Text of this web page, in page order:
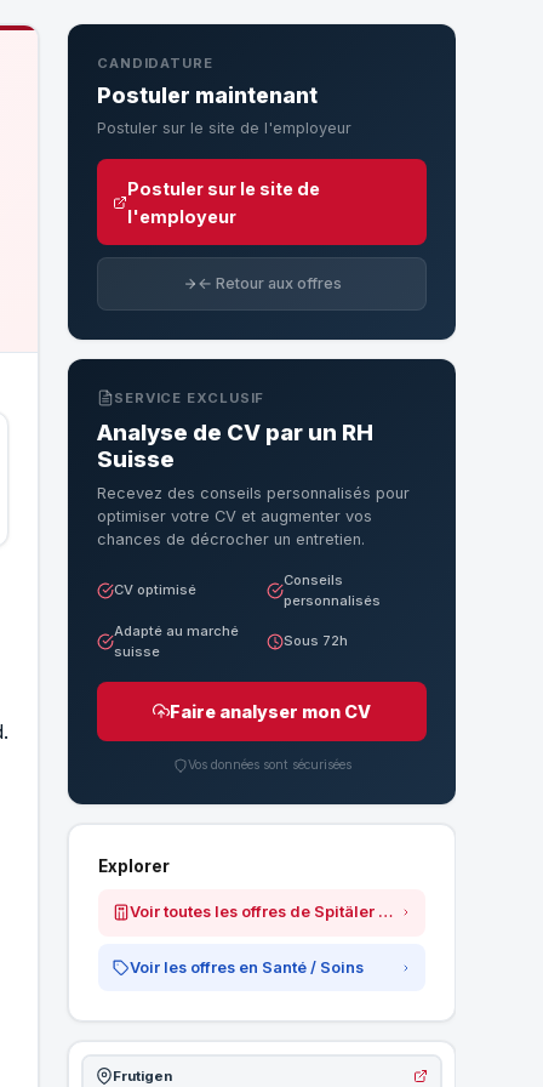
CANDIDATURE
Postuler maintenant
Postuler sur le site de l'employeur
Postuler sur le site de
l'employeur
← Retour aux offres
SERVICE EXCLUSIF
Analyse de CV par un RH
Suisse
Recevez des conseils personnalisés pour
optimiser votre CV et augmenter vos
chances de décrocher un entretien.
CV optimisé
Conseils
personnalisés
Adapté au marché
suisse
Sous 72h
Faire analyser mon CV
Vos données sont sécurisées
Explorer
Voir toutes les offres de Spitäler Frutigen Meiringen Interlaken AG
Voir les offres en Santé / Soins
Frutigen